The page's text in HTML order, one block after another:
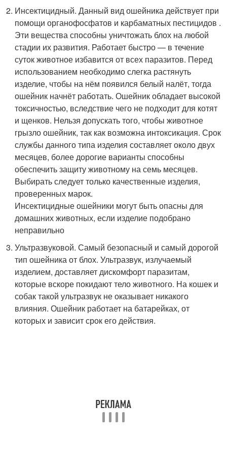
Инсектицидный. Данный вид ошейника действует при
помощи органофосфатов и карбаматных пестицидов .
Эти вещества способны уничтожать блох на любой
стадии их развития. Работает быстро — в течение
суток животное избавится от всех паразитов. Перед
использованием необходимо слегка растянуть
изделие, чтобы на нём появился белый налёт, тогда
ошейник начнёт работать. Ошейник обладает высокой
токсичностью, вследствие чего не подходит для котят
и щенков. Нельзя допускать того, чтобы животное
грызло ошейник, так как возможна интоксикация. Срок
службы данного типа изделия составляет около двух
месяцев, более дорогие варианты способны
обеспечить защиту животному на семь месяцев.
Выбирать следует только качественные изделия,
проверенных марок.
Инсектицидные ошейники могут быть опасны для
домашних животных, если изделие подобрано
неправильно
Ультразвуковой. Самый безопасный и самый дорогой
тип ошейника от блох. Ультразвук, излучаемый
изделием, доставляет дискомфорт паразитам,
которые вскоре покидают тело животного. На кошек и
собак такой ультразвук не оказывает никакого
влияния. Ошейник работает на батарейках, от
которых и зависит срок его действия.